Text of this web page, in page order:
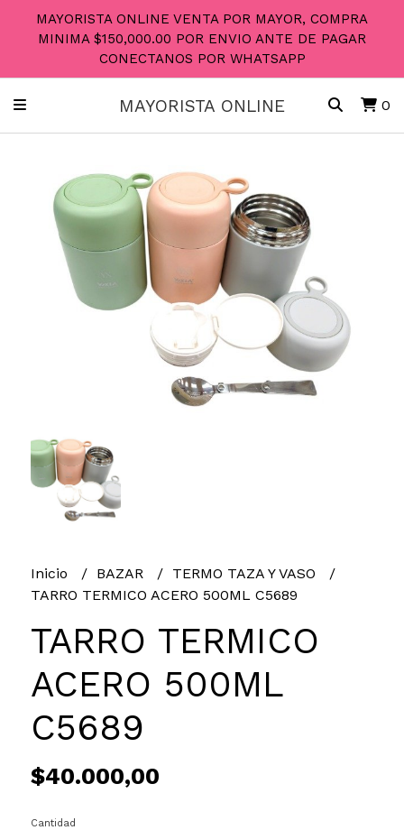
MAYORISTA ONLINE VENTA POR MAYOR, COMPRA
MINIMA $150,000.00 POR ENVIO ANTE DE PAGAR
CONECTANOS POR WHATSAPP
MAYORISTA ONLINE 0
Inicio BAZAR
TERMO TAZA Y VASO
TARRO TERMICO ACERO 500ML C5689
TARRO TERMICO
ACERO 500ML
C5689
$40.000,00
Cantidad